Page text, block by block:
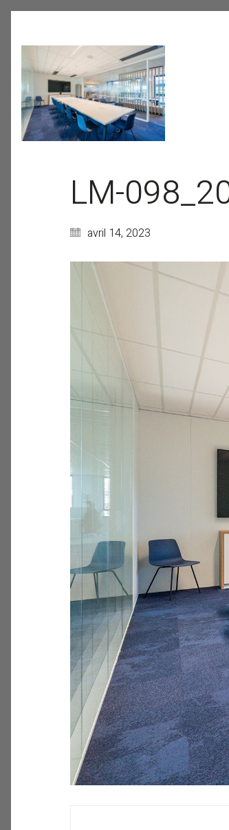
LM-
avril 14, 2023